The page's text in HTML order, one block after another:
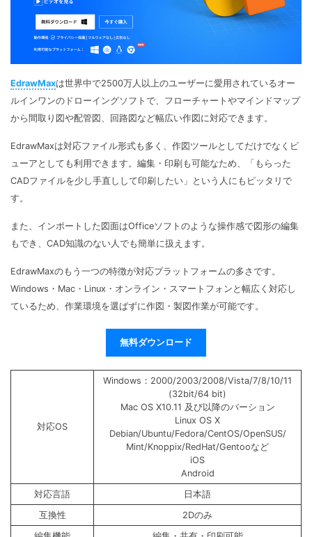
EdrawMaxは世界中で2500万人以上のユーザーに愛用されているオー
ルインワンのドローイングソフトで、フローチャートやマインドマップ
から間取り図や配管図、回路図など幅広い作図に対応できます。
EdrawMaxは対応ファイル形式も多く、作図ツールとしてだけでなくビ
ューアとしても利用できます。編集・印刷も可能なため、「もらった
CADファイルを少し手直しして印刷したい」という人にもピッタリで
す。
また、インポートした図面はOfficeソフトのような操作感で図形の編集
もでき、CAD知識のない人でも簡単に扱えます。
EdrawMaxのもう一つの特徴が対応プラットフォームの多さです。
Windows・Mac・Linux・オンライン・スマートフォンと幅広く対応し
ているため、作業環境を選ばずに作図・製図作業が可能です。
無料ダウンロード
対応OS
Windows：2000/2003/2008/Vista/7/8/10/11
(32bit/64 bit)
Mac OS X10.11 及び以降のバーション
Linux OS X
Debian/Ubuntu/Fedora/CentOS/OpenSUS/
Mint/Knoppix/RedHat/Gentooなど
iOS
Android
対応言語
日本語
互換性
2Dのみ